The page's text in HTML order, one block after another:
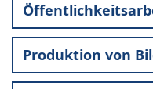
Produktion von